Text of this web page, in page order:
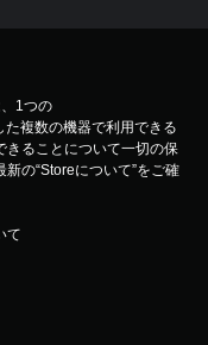
1つの
複数の機器で利用できる
きることについて一切の保
の“Storeについて”をご確
て